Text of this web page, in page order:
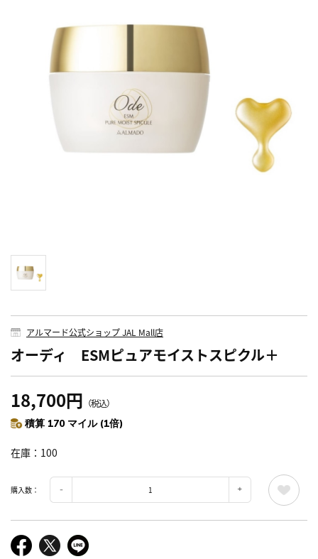
アルマード公式ショップ JAL Mall店
オーディ ESMピュアモイストスピクル＋
18,700円 （税込）
積算 170 マイル (1倍)
在庫 100
購入数：